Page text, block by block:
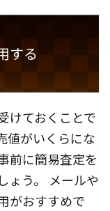
する
けておくことで
値がいくらにな
前に簡易査定を
ょう。 メールや
がおすすめで